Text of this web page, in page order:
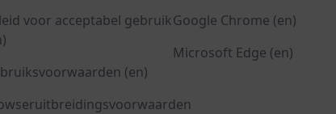
voor acceptabel gebruik
(en)
Google Chrome (en)
Microsoft Edge (en)